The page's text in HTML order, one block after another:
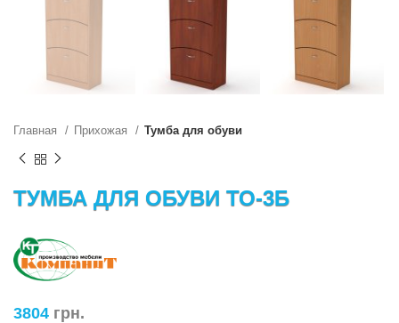
Главная Прихожая Тумба для обуви
ТУМБА ДЛЯ ОБУВИ ТО-3Б
3804 грн.